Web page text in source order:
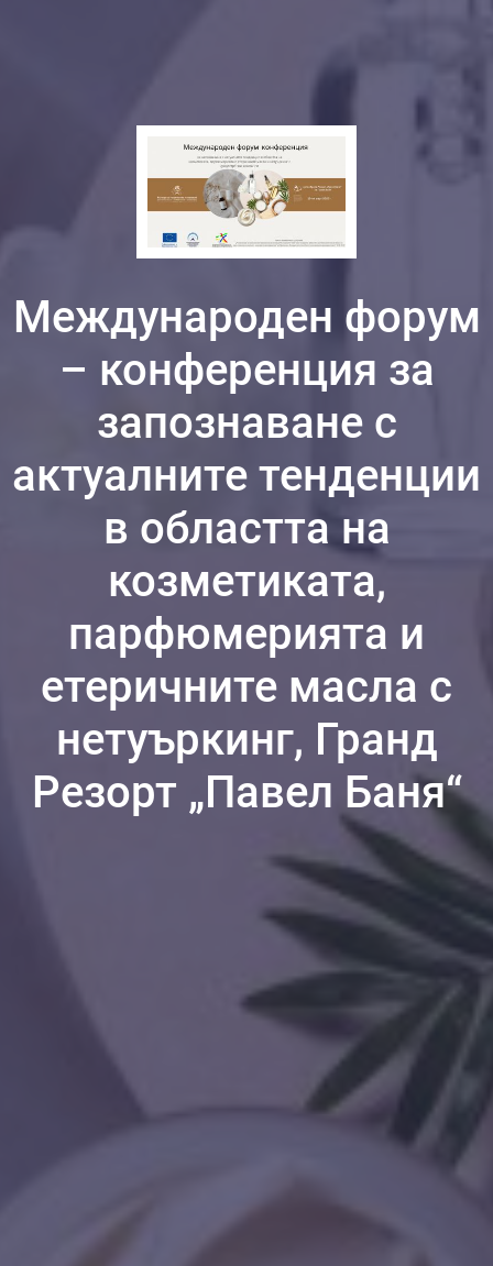
Международен форум
– конференция за
запознаване с
актуалните тенденции
в областта на
козметиката,
парфюмерията и
етеричните масла с
нетуъркинг, Гранд
Резорт „Павел Баня“